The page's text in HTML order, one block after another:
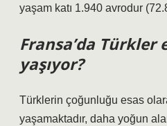
yaşam katı 1.940 avrodur
Fransa’da Türkler
yaşıyor?
Türklerin çoğunluğu esas
yaşamaktadır, daha yoğun